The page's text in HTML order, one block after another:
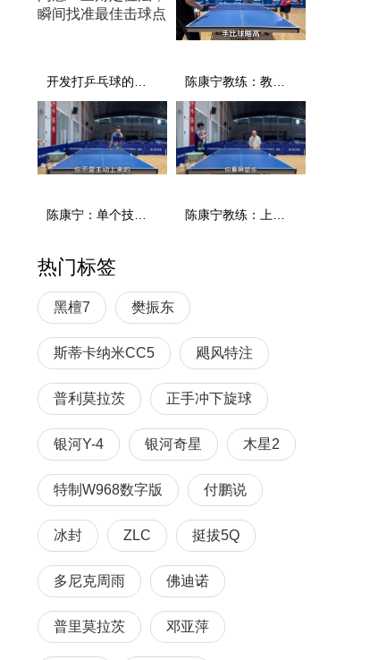
热门标签
黑檀7 樊振东
斯蒂卡纳米CC5 飓风特注
普利莫拉茨 正手冲下旋球
银河Y-4 银河奇星 木星2
特制W968数字版 付鹏说
冰封 ZLC 挺拔5Q
多尼克周雨 佛迪诺
普里莫拉茨 邓亚萍